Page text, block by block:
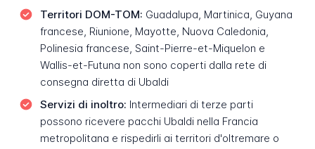
Territori DOM-TOM: Guadalupa, Martinica, Guyana
francese, Riunione, Mayotte, Nuova Caledonia,
Polinesia francese, Saint-Pierre-et-Miquelon e
Wallis-et-Futuna non sono coperti dalla rete di
consegna diretta di Ubaldi
Servizi di inoltro: Intermediari di terze parti
possono ricevere pacchi Ubaldi nella Francia
metropolitana e rispedirli ai territori d'oltremare o